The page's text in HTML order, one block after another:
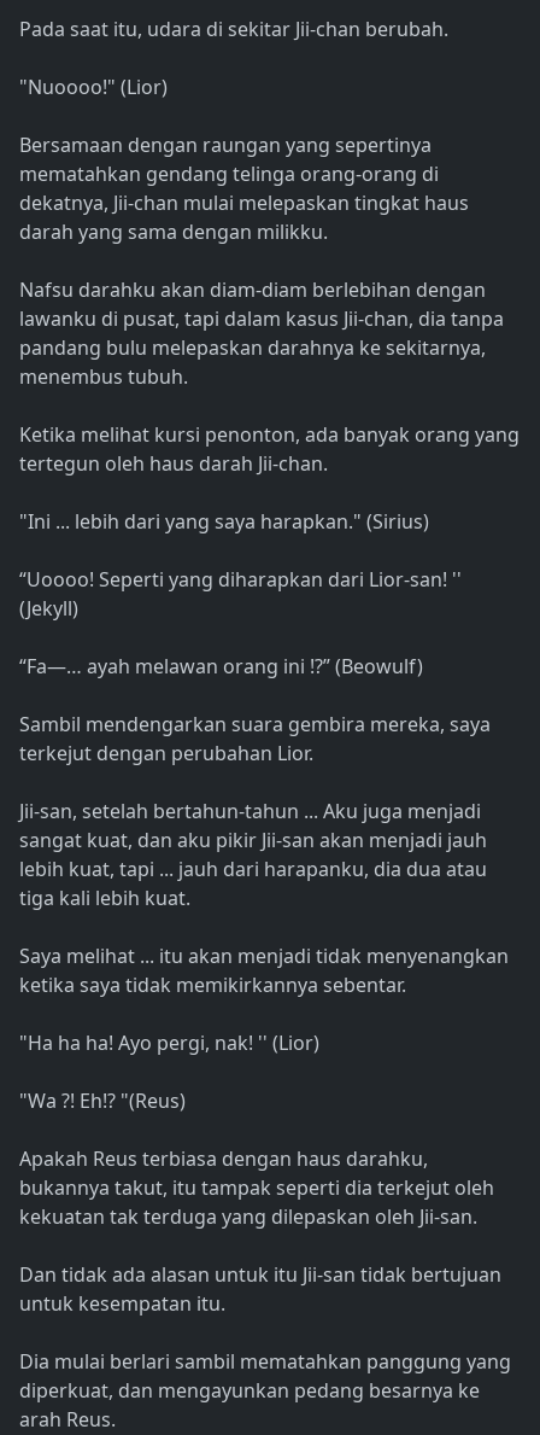
Pada saat itu, udara di sekitar Jii-chan berubah.
"Nuoooo!" (Lior)
Bersamaan dengan raungan yang sepertinya
mematahkan gendang telinga orang-orang di
dekatnya, Jii-chan mulai melepaskan tingkat haus
darah yang sama dengan milikku.
Nafsu darahku akan diam-diam berlebihan dengan
lawanku di pusat, tapi dalam kasus Jii-chan, dia tanpa
pandang bulu melepaskan darahnya ke sekitarnya,
menembus tubuh.
Ketika melihat kursi penonton, ada banyak orang yang
tertegun oleh haus darah Jii-chan.
"Ini ... lebih dari yang saya harapkan." (Sirius)
“Uoooo! Seperti yang diharapkan dari Lior-san! ''
(Jekyll)
“Fa—… ayah melawan orang ini !?” (Beowulf)
Sambil mendengarkan suara gembira mereka, saya
terkejut dengan perubahan Lior.
Jii-san, setelah bertahun-tahun ... Aku juga menjadi
sangat kuat, dan aku pikir Jii-san akan menjadi jauh
lebih kuat, tapi ... jauh dari harapanku, dia dua atau
tiga kali lebih kuat.
Saya melihat ... itu akan menjadi tidak menyenangkan
ketika saya tidak memikirkannya sebentar.
"Ha ha ha! Ayo pergi, nak! '' (Lior)
"Wa ?! Eh!? "(Reus)
Apakah Reus terbiasa dengan haus darahku,
bukannya takut, itu tampak seperti dia terkejut oleh
kekuatan tak terduga yang dilepaskan oleh Jii-san.
Dan tidak ada alasan untuk itu Jii-san tidak bertujuan
untuk kesempatan itu.
Dia mulai berlari sambil mematahkan panggung yang
diperkuat, dan mengayunkan pedang besarnya ke
arah Reus.